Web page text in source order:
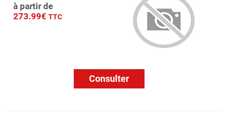
à partir de
273.99€ TTC
Consulter